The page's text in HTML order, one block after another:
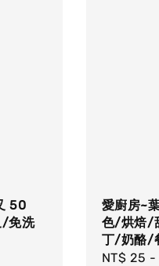
50
/免洗
愛廚房~
色/烘焙/
丁/奶酪/
Sale
NT$ 25 -